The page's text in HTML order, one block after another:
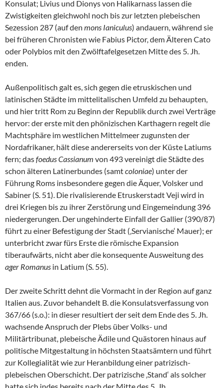
Konsulat; Livius und Dionys von Halikarnass lassen die
Zwistigkeiten gleichwohl noch bis zur letzten plebeischen
Sezession 287 (auf den mons Ianiculus) andauern, während sie
bei früheren Chronisten wie Fabius Pictor, dem Älteren Cato
oder Polybios mit den Zwölftafelgesetzen Mitte des 5. Jh.
enden.
Außenpolitisch galt es, sich gegen die etruskischen und
latinischen Städte im mittelitalischen Umfeld zu behaupten,
und hier tritt Rom zu Beginn der Republik durch zwei Verträge
hervor: der erste mit den phönizischen Karthagern regelt die
Machtsphäre im westlichen Mittelmeer zugunsten der
Nordafrikaner, hält diese andererseits von der Küste Latiums
fern; dasfoedus Cassianum von 493 vereinigt die Städte des
schon älteren Latinerbundes (samtcoloniae) unter der
Führung Roms insbesondere gegen die Äquer, Volsker und
Sabiner (S. 51). Die rivalisierende Etruskerstadt Veji wird in
drei Kriegen bis zu ihrer Zerstörung und Eingemeindung 396
niedergerungen. Der ungehinderte Einfall der Gallier (390/87)
führt zu einer Befestigung der Stadt (‚Servianische‘ Mauer); er
unterbricht zwar fürs Erste die römische Expansion
tiberaufwärts, nicht aber die konsequente Ausweitung des
ager Romanus in Latium (S. 55).
Der zweite Schritt dehnt die Vormacht in der Region auf ganz
Italien aus. Zuvor behandelt B. die Konsulatsverfassung von
367/66 (s.o.): in dieser resultiert der seit dem Ende des 5. Jh.
wachsende Anspruch der Plebs über Volks- und
Militärtribunat, plebeische Ädile und Quästoren hinaus auf
politische Mitgestaltung in höchsten Staatsämtern und führt
zur Kollegialität wie zur Heranbildung einer patrizisch-
plebeischen Oberschicht. Der patrizische ‚Stand‘ als solcher